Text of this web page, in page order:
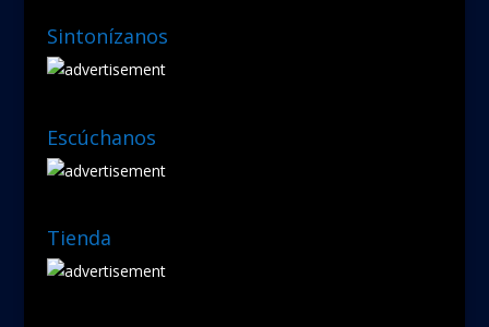
Sintonízanos
Escúchanos
Tienda